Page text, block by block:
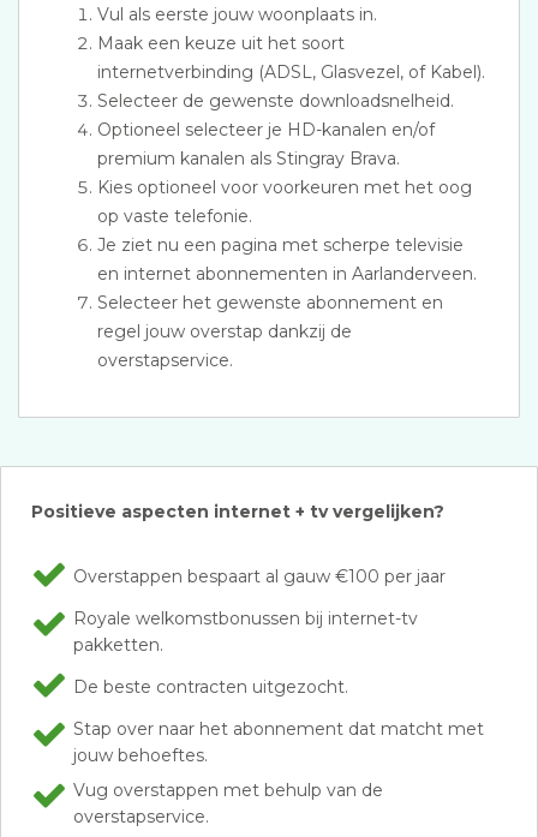
Vul als eerste jouw woonplaats in.
Maak een keuze uit het soort
internetverbinding (ADSL, Glasvezel, of Kabel).
Selecteer de gewenste downloadsnelheid.
Optioneel selecteer je HD-kanalen en/of
premium kanalen als Stingray Brava.
Kies optioneel voor voorkeuren met het oog
op vaste telefonie.
Je ziet nu een pagina met scherpe televisie
en internet abonnementen in Aarlanderveen.
Selecteer het gewenste abonnement en
regel jouw overstap dankzij de
overstapservice.
Positieve aspecten internet + tv vergelijken?
Overstappen bespaart al gauw €100 per jaar
Royale welkomstbonussen bij internet-tv
pakketten.
De beste contracten uitgezocht.
Stap over naar het abonnement dat matcht met
jouw behoeftes.
Vug overstappen met behulp van de
overstapservice.